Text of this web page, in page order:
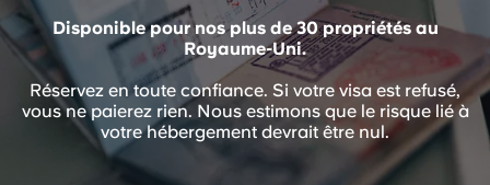
Compte Langue
Català Deutsch
Italian French
Disponible pour nos plus de 30 propriétés au
Royaume-Uni.
Réservez en toute confiance. Si votre visa est refusé,
vous ne paierez rien. Nous estimons que le risque lié à
votre hébergement devrait être nul.